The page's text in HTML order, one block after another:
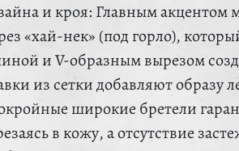
и кроя: Главным акцентом
«хай-нек» (под горло),
и V-образным вырезом
из сетки добавляют образу
широкие бретели
в кожу, а отсутствие